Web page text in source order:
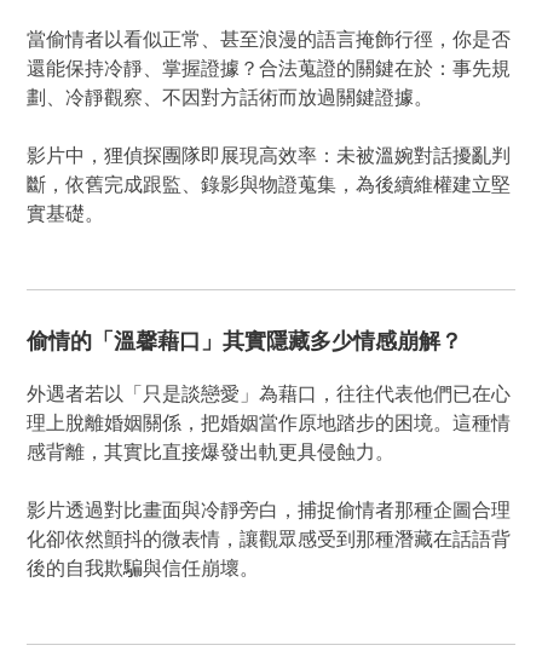
當偷情者以看似正常、甚至浪漫的語言掩飾行徑，你是否
還能保持冷靜、掌握證據？合法蒐證的關鍵在於：事先規
劃、冷靜觀察、不因對方話術而放過關鍵證據。
影片中，狸偵探團隊即展現高效率：未被溫婉對話擾亂判
斷，依舊完成跟監、錄影與物證蒐集，為後續維權建立堅
實基礎。
偷情的「溫馨藉口」其實隱藏多少情感崩解？
外遇者若以「只是談戀愛」為藉口，往往代表他們已在心
理上脫離婚姻關係，把婚姻當作原地踏步的困境。這種情
感背離，其實比直接爆發出軌更具侵蝕力。
影片透過對比畫面與冷靜旁白，捕捉偷情者那種企圖合理
化卻依然顫抖的微表情，讓觀眾感受到那種潛藏在話語背
後的自我欺騙與信任崩壞。